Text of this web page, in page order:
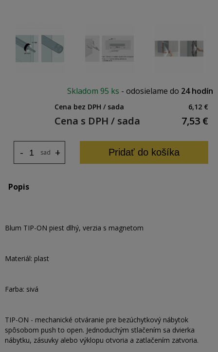
Skladom 95 ks - odosielame do 24 hodín
Cena bez DPH / sada 6,12 €
Cena s DPH / sada 7,53 €
sada +
- Pridať do košíka
Popis
Blum TIP-ON piest dlhý, verzia s magnetom
Materiál: plast
Farba: sivá
TIP-ON - mechanické otváranie pre bezúchytkový nábytok
spôsobom push to open. Jednoduchým stlačením sa dvierka
nábytku, zásuvky alebo výklopu otvoria a zatlačením zatvoria.